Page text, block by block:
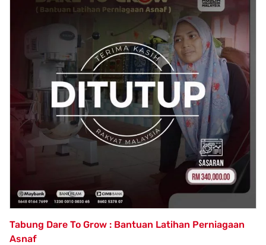
Tabung Dare To Grow : Bantuan Latihan Perniagaan
Asnaf